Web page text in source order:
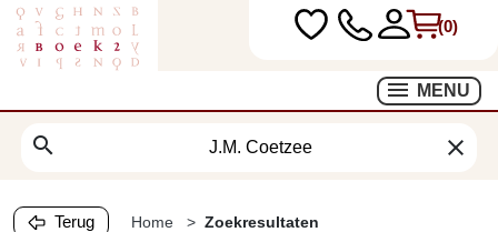
(0)
MENU
search clear
Terug Home Zoekresultaten